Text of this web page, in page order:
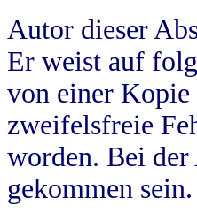
Autor dieser
Er weist auf
von einer
zweifelsfreie
worden. Bei der
gekommen